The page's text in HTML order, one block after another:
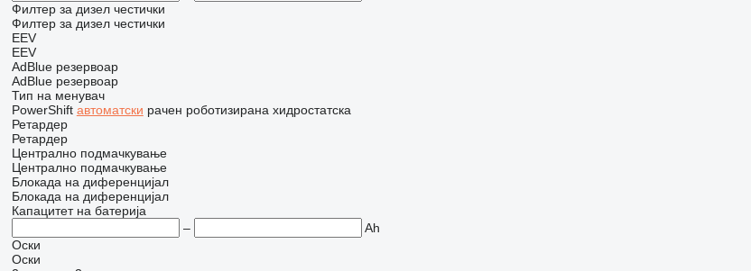
Филтер за дизел честички
Филтер за дизел честички
EEV
EEV
AdBlue резервоар
AdBlue резервоар
Тип на менувач
PowerShift автоматски рачен роботизирана хидростатска
Ретардер
Ретардер
Централно подмачкување
Централно подмачкување
Блокада на диференцијал
Блокада на диференцијал
Капацитет на батерија
–
Ah
Оски
Оски